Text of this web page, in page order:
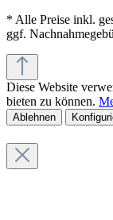
* Alle Preise inkl.
ggf.
Diese Website
bieten zu können.
Ablehnen